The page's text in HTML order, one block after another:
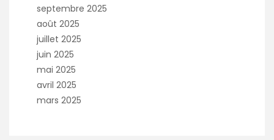
septembre 2025
août 2025
juillet 2025
juin 2025
mai 2025
avril 2025
mars 2025